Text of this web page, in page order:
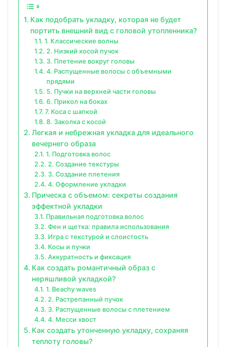
Как подобрать укладку, которая не будет
портить внешний вид с головой утопленника?
1. Классические волны
2. Низкий косой пучок
3. Плетение вокруг головы
4. Распущенные волосы с объемными
прядями
5. Пучки на верхней части головы
6. Прикол на боках
7. Коса с шапкой
8. Заколка с косой
Легкая и небрежная укладка для идеального
вечернего образа
1. Подготовка волос
2. Создание текстуры
3. Создание плетения
4. Оформление укладки
Прическа с объемом: секреты создания
эффектной укладки
Правильная подготовка волос
Фен и щетка: правила использования
Игра с текстурой и слоистость
Косы и пучки
Аккуратность и фиксация
Как создать романтичный образ с
неряшливой укладкой?
1. Beachy waves
2. Растрепанный пучок
3. Распущенные волосы с плетением
4. Месси хвост
Как создать утонченную укладку, сохраняя
теплоту головы?